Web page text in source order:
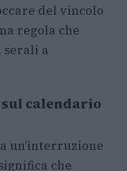
del vincolo
regola che
serali a
calendario
un’interruzione
che